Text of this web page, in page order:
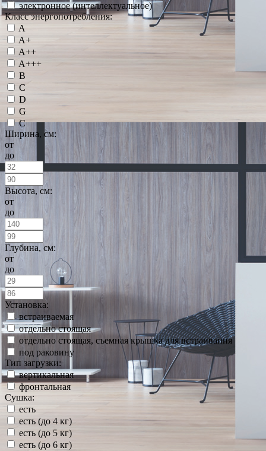
электронное (интеллектуальное)
Класс энергопотребления:
A
A+
A++
A+++
B
C
D
G
С
Ширина, см:
от
до
Высота, см:
от
до
Глубина, см:
от
до
Установка:
встраиваемая
отдельно стоящая
отдельно стоящая, съемная крышка для встраивания
под раковину
Тип загрузки:
вертикальная
фронтальная
Сушка:
есть
есть (до 4 кг)
есть (до 5 кг)
есть (до 6 кг)